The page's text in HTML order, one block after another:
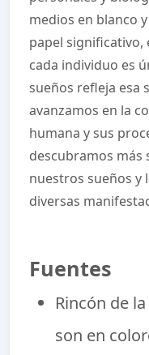
medios en blanco
papel significativo,
cada individuo es
sueños refleja esa
avanzamos en la
humana y sus
descubramos más
nuestros sueños y
diversas
Fuentes
Rincón de
son en